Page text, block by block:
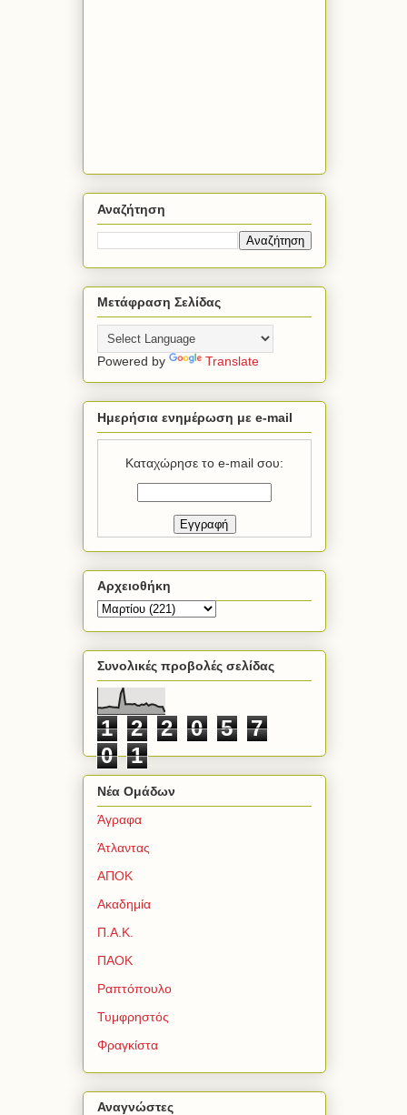
Αναζήτηση
Μετάφραση Σελίδας
Powered by Translate
Ημερήσια ενημέρωση με e-mail
Καταχώρησε το e-mail σου:
Αρχειοθήκη
Συνολικές προβολές σελίδας
1 2 2 0 5
7
0
1
Νέα Ομάδων
Άγραφα
Άτλαντας
ΑΠΟΚ
Ακαδημία
Π.Α.Κ.
ΠΑΟΚ
Ραπτόπουλο
Τυμφρηστός
Φραγκίστα
Αναγνώστες